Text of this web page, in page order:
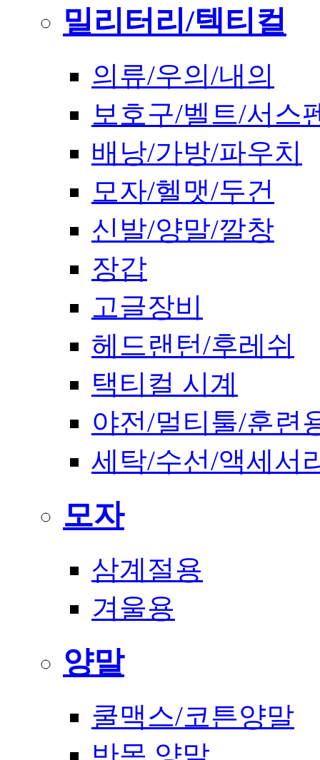
밀리터리/텍티컬
의류/우의/내의
보호구/벨트/서스
배낭/가방/파우치
모자/헬맷/두건
신발/양말/깔창
장갑
고글장비
헤드랜턴/후레쉬
택티컬 시계
야전/멀티툴/훈련
세탁/수선/액세서
모자
삼계절용
겨울용
양말
쿨맥스/코튼양말